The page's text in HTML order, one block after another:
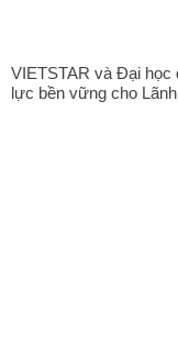
VIETSTAR và Đại học
lực bền vững cho